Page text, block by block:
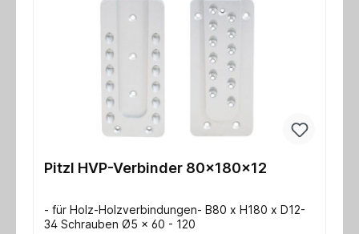
Pitzl HVP-Verbinder 80x180x12
- für Holz-Holzverbindungen- B80 x H180 x D12-
34 Schrauben Ø5 x 60 - 120